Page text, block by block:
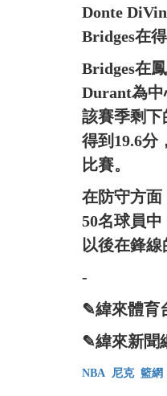
Donte
Bridges在
Bridges在
Durant為
該賽季剩下
得到19.6分
比賽。
在防守方面
50名球員
以後在鋒線
-
✎緯來體育
✎緯來新聞
NBA 尼克 籃網